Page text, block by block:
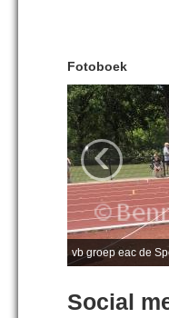
Fotoboek
vb groep eac de
‹
Social